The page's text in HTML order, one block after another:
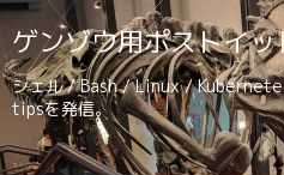
ゲンゾウ用ポストイッ
シェル / Bash / Linux /
tipsを発信。